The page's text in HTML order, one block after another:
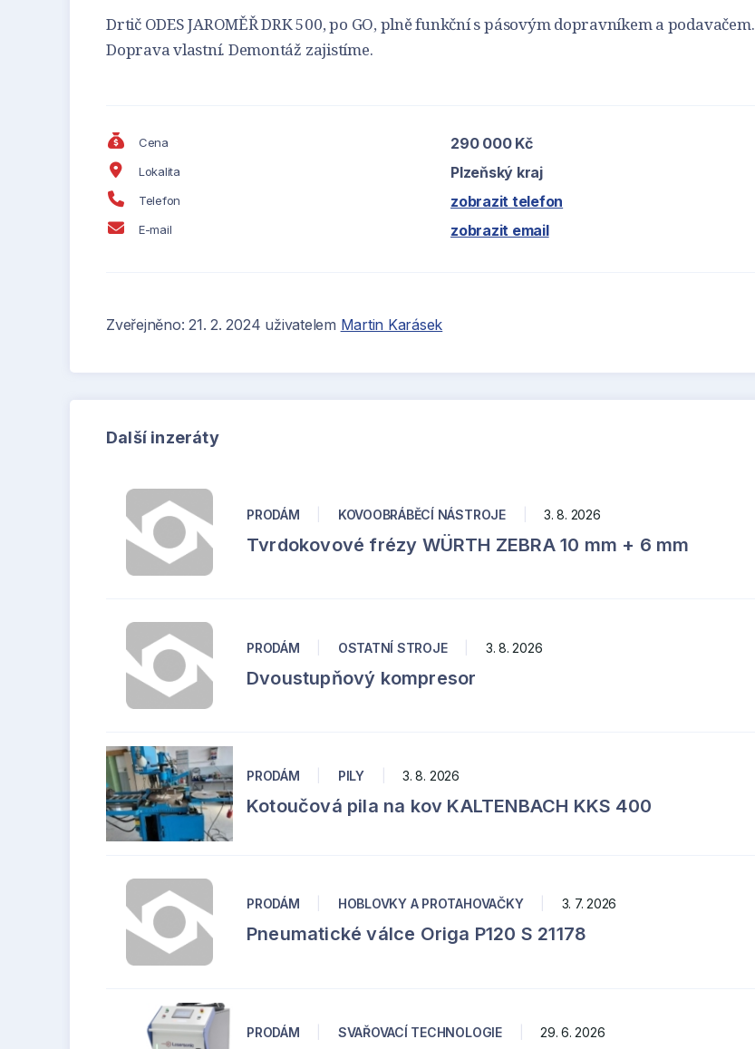
Drtič ODES JAROMĚŘ DRK 500, po GO, plně funkční s pásovým dopravníkem a podavačem.
Doprava vlastní. Demontáž zajistíme.
Cena 290 000 Kč
Lokalita Plzeňský kraj
Telefon zobrazit telefon
E-mail zobrazit email
Zveřejněno: 21. 2. 2024 uživatelem Martin Karásek
Další inzeráty
PRODÁM KOVOOBRÁBĚCÍ NÁSTROJE 3. 8. 2026
Tvrdokovové frézy WÜRTH ZEBRA 10 mm + 6 mm
PRODÁM OSTATNÍ STROJE 3. 8. 2026
Dvoustupňový kompresor
PRODÁM PILY 3. 8. 2026
Kotoučová pila na kov KALTENBACH KKS 400
PRODÁM HOBLOVKY A PROTAHOVAČKY 3. 7. 2026
Pneumatické válce Origa P120 S 21178
PRODÁM SVAŘOVACÍ TECHNOLOGIE 29. 6. 2026